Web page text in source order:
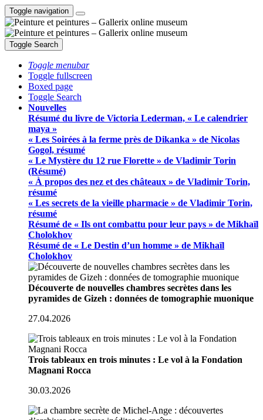
Toggle navigation
Toggle Search
Toggle menubar
Toggle fullscreen
Boxed page
Toggle Search
Nouvelles
Résumé du livre de Victoria Lederman, « Le calendrier
maya »
« Les Soirées à la ferme près de Dikanka » de Nicolas
Gogol, résumé
« Le Mystère du 12 rue Florette » de Vladimir Torin
(Résumé)
« À propos des nez et des châteaux » de Vladimir Torin,
résumé
« Les secrets de la vieille pharmacie » de Vladimir Torin,
résumé
Résumé de « Ils ont combattu pour leur pays » de Mikhaïl
Cholokhov
Résumé de « Le Destin d’un homme » de Mikhaïl
Cholokhov
Découverte de nouvelles chambres secrètes dans les
pyramides de Gizeh : données de tomographie muonique
27.04.2026
Trois tableaux en trois minutes : Le vol à la Fondation
Magnani Rocca
30.03.2026